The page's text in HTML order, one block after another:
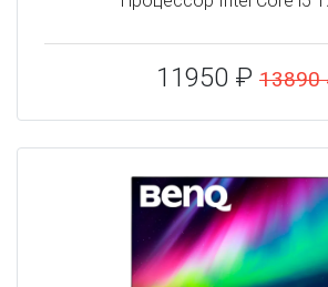
11950 ₽ 13890